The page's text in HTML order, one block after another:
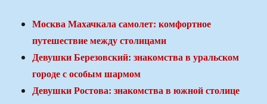
Москва Махачкала самолет: комфортное
путешествие между столицами
Девушки Березовский: знакомства в уральском
городе с особым шармом
Девушки Ростова: знакомства в южной столице